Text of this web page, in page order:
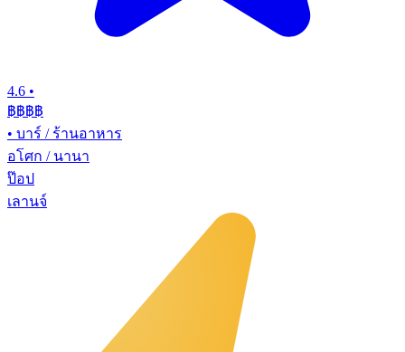
4.6 •
฿฿฿฿
• บาร์ / ร้านอาหาร
อโศก / นานา
ป๊อป
เลานจ์